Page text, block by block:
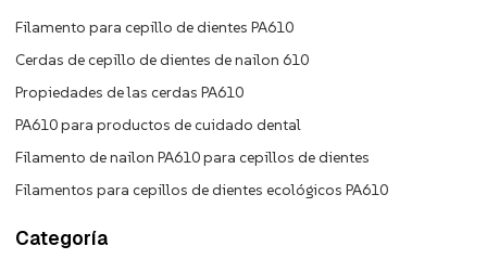
Filamento para cepillo de dientes PA610
Cerdas de cepillo de dientes de nailon 610
Propiedades de las cerdas PA610
PA610 para productos de cuidado dental
Filamento de nailon PA610 para cepillos de dientes
Filamentos para cepillos de dientes ecológicos PA610
Categoría